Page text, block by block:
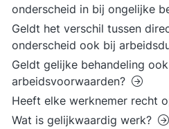
onderscheid in bij ongelijke
Geldt het verschil tussen
onderscheid ook bij
Geldt gelijke behandeling
arbeidsvoorwaarden?
Heeft elke werknemer recht
Wat is gelijkwaardig werk?